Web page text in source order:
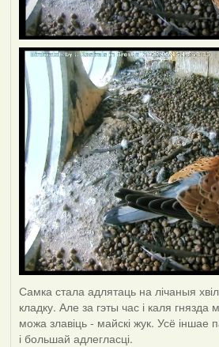
Самка стала адлятаць на лічаныя
кладку. Але за гэты час і каля гнязда
можа злавіць - майскі жук. Усё іншае
і большай адлегласці.